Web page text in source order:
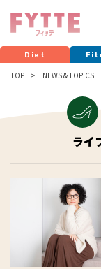
Diet
TOP NEWS & TOPICS
ライ